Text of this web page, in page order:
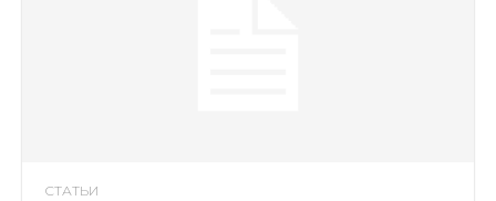
СТАТЬИ